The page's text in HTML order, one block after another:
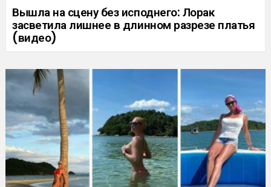
Вышла на сцену без исподнего: Лорак
засветила лишнее в длинном разрезе платья
(видео)